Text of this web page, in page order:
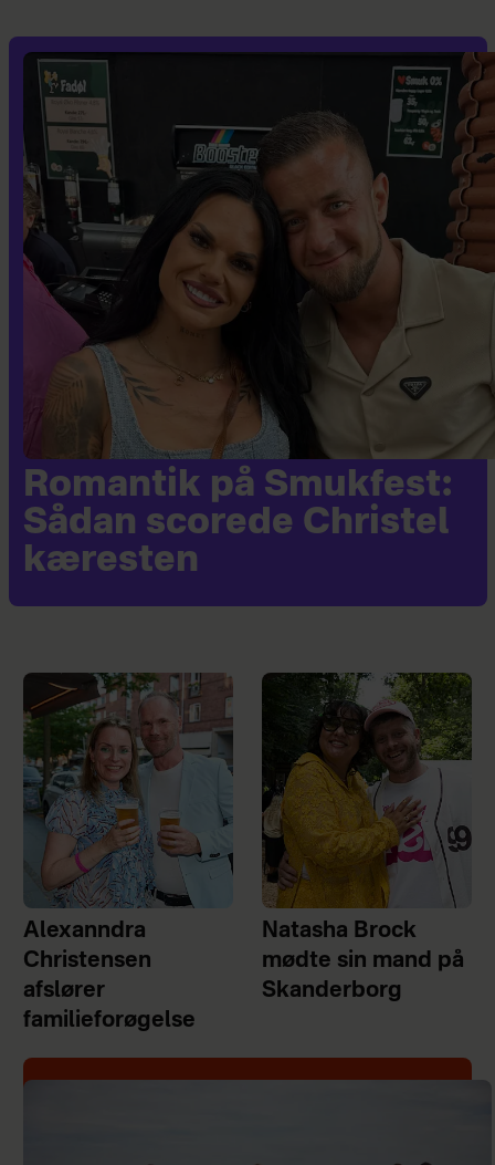
Romantik på Smukfest:
Sådan scorede Christel
kæresten
Alexanndra
Christensen
afslører
familieforøgelse
Natasha Brock
mødte sin mand på
Skanderborg